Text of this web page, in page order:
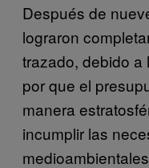
Después de
lograron
trazado, debido a
por que el
manera
incumplir las